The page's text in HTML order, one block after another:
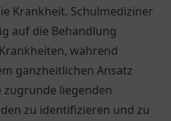
Krankheit. Schulmediziner
auf die Behandlung
während
ganzheitlichen Ansatz
liegenden
zu identifizieren und zu